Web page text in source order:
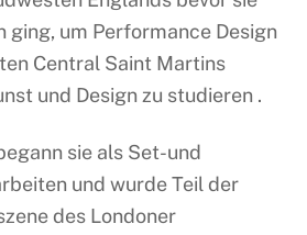
ging, um Performance Design
Central Saint Martins
und Design zu studieren .
sie als Set-und
und wurde Teil der
des Londoner